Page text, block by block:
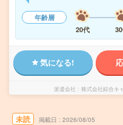
年齢層
20代
気になる!
派遣会社 株式会社綜合キ
未読 掲載日 2026/08/05